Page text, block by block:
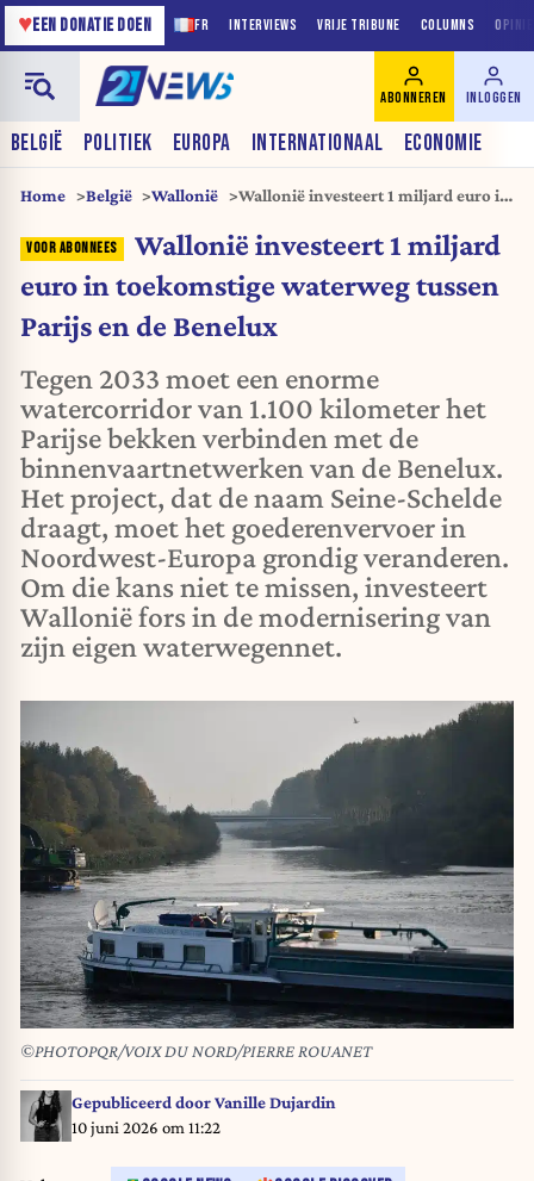
FR INTERVIEWS VRIJE TRIBUNE COLUMNS
♥EEN DONATIE DOEN
BELGIË POLITIEK EUROPA INTERNATIONAAL ECONOMIE
ABONNEREN INLOGGEN
Home België Wallonië
Wallonië investeert 1 miljard euro in
en de Benelux
Wallonië investeert 1 miljard
euro in toekomstige waterweg tussen
Parijs en de Benelux
Tegen 2033 moet een enorme
watercorridor van 1.100 kilometer het
Parijse bekken verbinden met de
binnenvaartnetwerken van de Benelux.
Het project, dat de naam Seine-Schelde
draagt, moet het goederenvervoer in
Noordwest-Europa grondig veranderen.
Om die kans niet te missen, investeert
Wallonië fors in de modernisering van
zijn eigen waterwegennet.
©PHOTOPQR/VOIX DU NORD/PIERRE ROUANET
Gepubliceerd doorVanille Dujardin
10 juni 2026 om 11:22